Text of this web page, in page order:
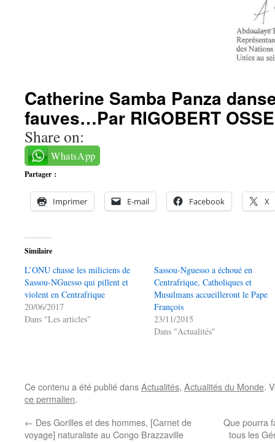
Catherine Samba Panza
fauves…Par RIGOBERT
Share on:
WhatsApp
Partager :
Imprimer E-mail Facebook X
Similaire
L’ONU chasse les miliciens de
Sassou-NGuesso qui pillent et
violent en Centrafrique
20/06/2017
Dans "Les articles"
Sassou-Nguesso a échoué en
Centrafrique, Catholiques et
Musulmans accueilleront le Pape
François
23/11/2015
Dans "Actualités"
Ce contenu a été publié dansActualités, Actualités du Monde.
ce permalien.
← Des Gorilles et des hommes, [Carnet de
voyage] naturaliste au Congo Brazzaville
Que pourra
tous les